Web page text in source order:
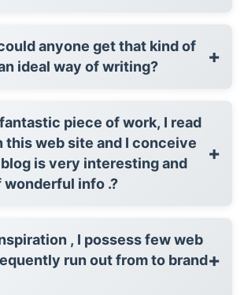
anyone get that kind of
ideal way of writing?
+
piece of work, I read
this web site and I conceive
interesting and
wonderful info .?
+
, I possess few web
run out from to brand+